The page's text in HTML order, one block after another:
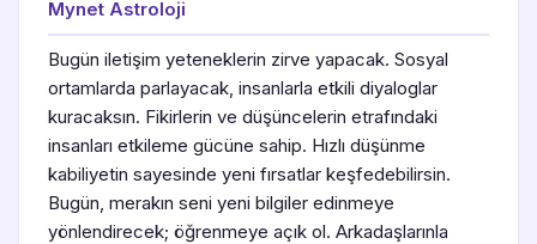
Mynet Astroloji
Bugün iletişim yeteneklerin zirve yapacak. Sosyal
ortamlarda parlayacak, insanlarla etkili diyaloglar
kuracaksın. Fikirlerin ve düşüncelerin etrafındaki
insanları etkileme gücüne sahip. Hızlı düşünme
kabiliyetin sayesinde yeni fırsatlar keşfedebilirsin.
Bugün, merakın seni yeni bilgiler edinmeye
yönlendirecek; öğrenmeye açık ol. Arkadaşlarınla